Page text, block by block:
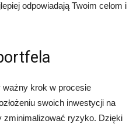
odpowiadają Twoim celom i
ważny krok w procesie
swoich inwestycji na
zminimalizować ryzyko. Dzięki